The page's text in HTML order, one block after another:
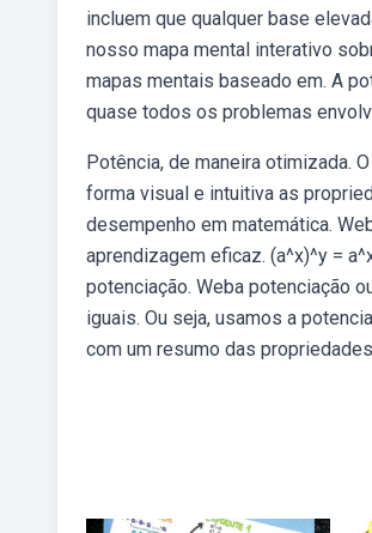
incluem que qualquer base
nosso mapa mental interativo
mapas mentais baseado em. A
quase todos os problemas
Potência, de maneira otimizada.
forma visual e intuitiva as
desempenho em matemática.
aprendizagem eficaz. (a^x)^y =
potenciação. Weba potenciação
iguais. Ou seja, usamos a
com um resumo das